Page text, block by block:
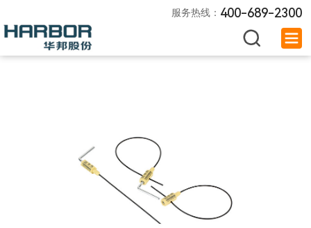
服务热线： 400-689-2300